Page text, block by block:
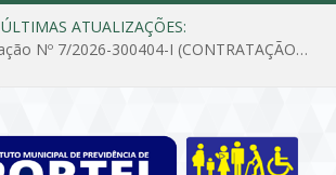
ÚLTIMAS ATUALIZAÇÕES:
Dispensa de Licitação Nº 7/2026-300404-I (CONTRATAÇÃO DE EMPRESA PARA MANUTENÇÃO E REPARAÇÃO DE APARELHOS DE AR CONDICIONADO, EM ATENDIMENTO ÀS NECESSIDADES DO INSTITUTO DE PREVIDÊNCIA MUNICIPAL DE PORTEL/PA)